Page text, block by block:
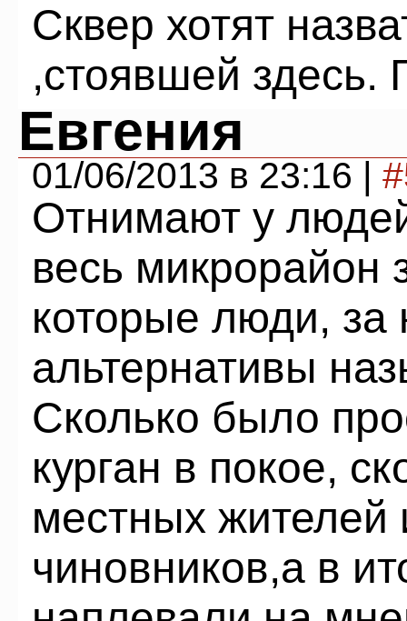
Сквер хотят
,стоявшей
Евгения
01/06/2013 в 23:16 |
Отнимают у
весь микрорайон
которые люди,
альтернативы
Сколько было
курган в покое,
местных
чиновников,а в